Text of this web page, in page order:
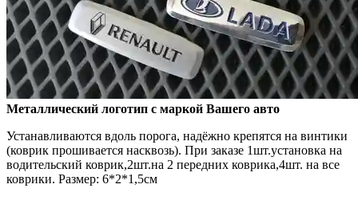
Металлический логотип с маркой Вашего авто
Устанавливаются вдоль порога, надёжно крепятся на винтики
(коврик прошивается насквозь). При заказе 1шт.установка на
водительский коврик,2шт.на 2 передних коврика,4шт. на все
коврики. Размер: 6*2*1,5см